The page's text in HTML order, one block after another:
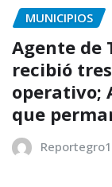
MUNICIPIOS
Agente de
recibió
operativo;
que
Reportegro1